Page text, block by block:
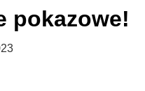
pokazowe!